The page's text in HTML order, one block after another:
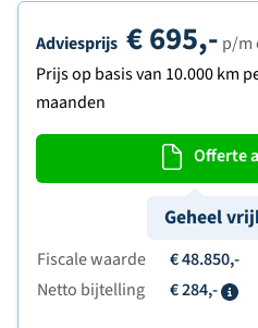
Adviesprijs €695,- p/m
Prijs op basis van 10.000 km
maanden
Offerte
Geheel
Fiscale waarde
€ 48.850,-
Netto bijtelling
€ 284,-